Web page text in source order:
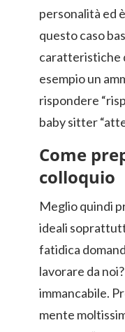
personalità ed
questo caso
caratteristiche
esempio un
rispondere
baby sitter
Come
colloquio
Meglio quindi
ideali
fatidica
lavorare da
immancabile.
mente